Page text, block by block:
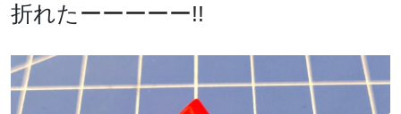
折れたーーーーー!!